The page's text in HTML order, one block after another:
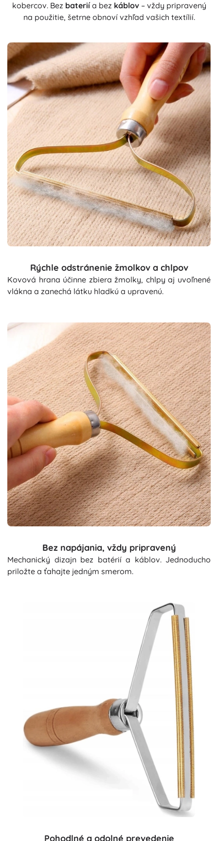
kobercov. Bez bateriía bez káblov– vždy pripravený
na použitie, šetrne obnoví vzhľad vašich textílií.
Rýchle odstránenie žmolkov a chlpov
Kovová hrana účinne zbiera žmolky, chlpy aj uvoľnené
vlákna a zanechá látku hladkú a upravenú.
Bez napájania, vždy pripravený
Mechanický dizajn bez batérií a káblov. Jednoducho
priložte a ťahajte jedným smerom.
Pohodlné a odolné prevedenie